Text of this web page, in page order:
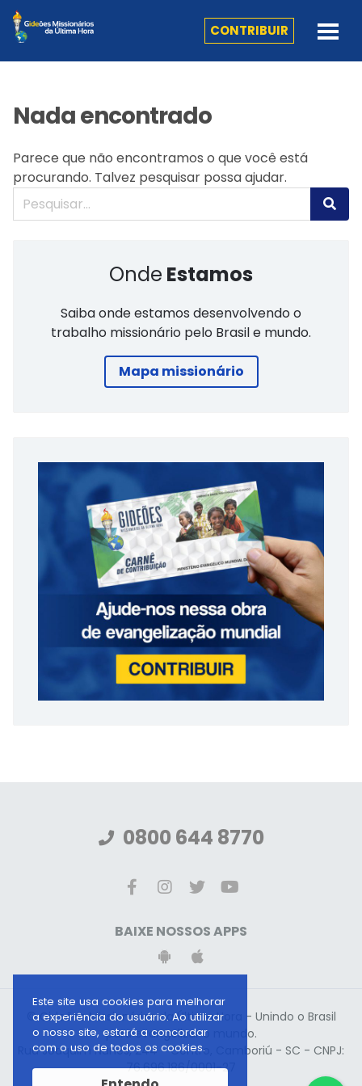
CONTRIBUIR
Nada encontrado
Parece que não encontramos o que você está
procurando. Talvez pesquisar possa ajudar.
Onde Estamos
Saiba onde estamos desenvolvendo o
trabalho missionário pelo Brasil e mundo.
Mapa missionário
Este site usa cookies para melhorar
a experiência do usuário. Ao utilizar
o nosso site, estará a concordar
com o uso de todos os cookies.
0800 644 8770
BAIXE NOSSOS APPS
© Gideões Missionários da Última Hora - Unindo o Brasil
para evangelizar o mundo.
Rua Joaquim Nunes, 244 - Centro, Camboriú - SC - CNPJ:
76.696.186/0001-27